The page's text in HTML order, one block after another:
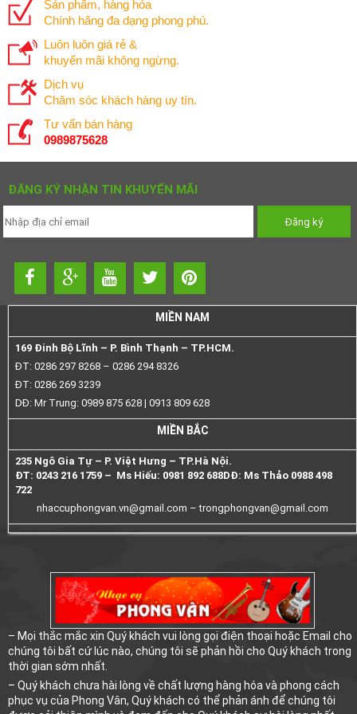
Sản phẩm, hàng hóa
Chính hãng đa dạng phong phú.
Luôn luôn giá rẻ &
khuyến mãi không ngừng.
Dịch vụ
Chăm sóc khách hàng uy tín.
Tư vấn bán hàng
0989875628
ĐĂNG KÝ NHẬN TIN KHUYẾN MÃI
MIỀN NAM
169 Đinh Bộ Lĩnh – P. Bình Thạnh – TP.HCM.
ĐT: 0286 297 8268 – 0286 294 8326
ĐT: 0286 269 3239
DĐ: Mr Trung: 0989 875 628 | 0913 809 628
MIỀN BẮC
235 Ngô Gia Tự – P. Việt Hưng – TP.Hà Nội.
ĐT: 0243 216 1759 – Ms Hiếu: 0981 892 688DĐ: Ms Thảo 0988 498
722
nhaccuphongvan.vn@gmail.com –trongphongvan@gmail.com
– Mọi thắc mắc xin Quý khách vui lòng gọi điện thoại hoặc Email cho
chúng tôi bất cứ lúc nào, chúng tôi sẽ phản hồi cho Quý khách trong
thời gian sớm nhất.
– Quý khách chưa hài lòng về chất lượng hàng hóa và phong cách
phục vụ của Phong Vân, Quý khách có thể phản ánh để chúng tôi